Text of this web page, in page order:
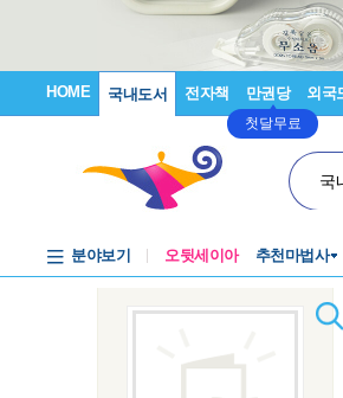
HOME 국내도서 전자책 만권당
첫달무료
외국
국
분야보기 오뒷세이아 추천마법사